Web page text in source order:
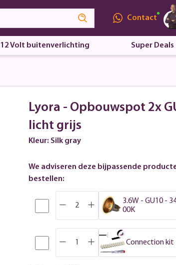
Contact
12 Volt buitenverlichting Super Deals
Lyora - Opbouwspot 2x
licht grijs
Kleur: Silk gray
We adviseren deze bijpassende
bestellen:
3.6W - GU10 -
00K
Connection kit